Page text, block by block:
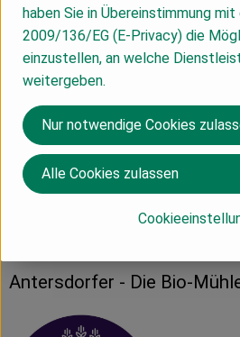
Nährwert-Info
Produktdatenblatt
Antersdorfer - Die Bio-
haben Sie in Übereinstimmung
2009/136/EG (E-Privacy) die
einzustellen, an welche
weitergeben.
Nur notwendige Cookies
Alle Cookies zulassen